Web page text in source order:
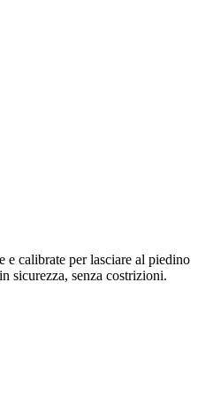
e calibrate per lasciare al piedino
sicurezza, senza costrizioni.